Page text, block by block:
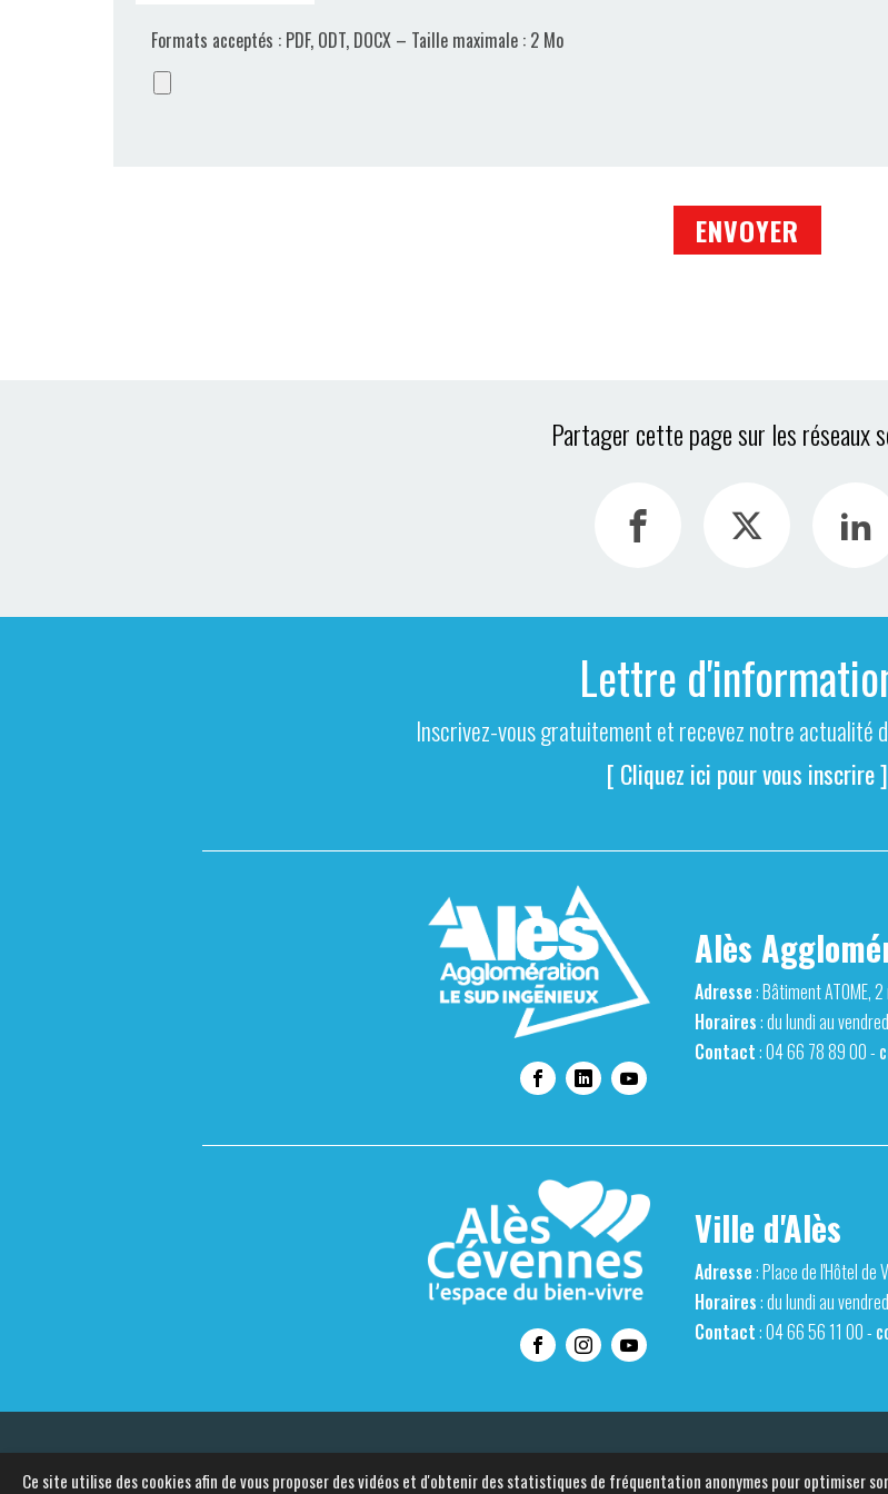
Ce site utilise des cookies afin de vous proposer des vidéos et d'obtenir des statistiques de fréquentation anonymes pour optimiser
Formats acceptés : PDF, ODT, DOCX – Taille maximale : 2 Mo
Partager cette page sur les réseaux
Lettre
Inscrivez-vous gratuitement et recevez notre actualité
[ Cliquez ici pour vous inscrire ]
Alès
Adresse: Bâtiment ATOME,
Horaires: du lundi au
Contact: 04 66 78 89 00 -
Ville d'Alès
Adresse: Place de l'Hôtel de
Horaires: du lundi au
Contact: 04 66 56 11 00 -